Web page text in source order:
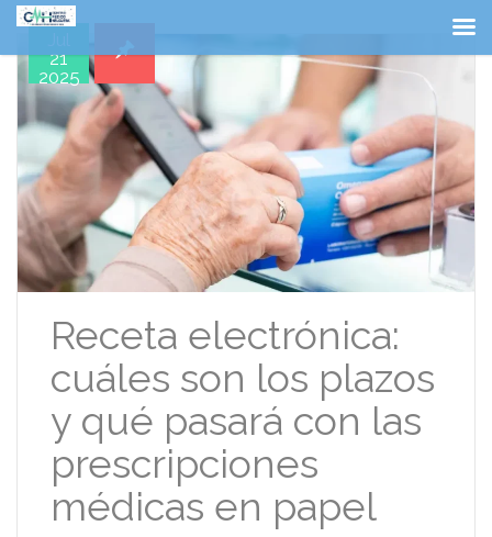
21
2025
Receta electrónica:
cuáles son los plazos
y qué pasará con las
prescripciones
médicas en papel